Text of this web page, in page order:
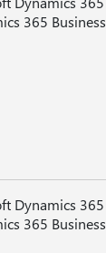
365 Business
Dynamics 365
365 Business